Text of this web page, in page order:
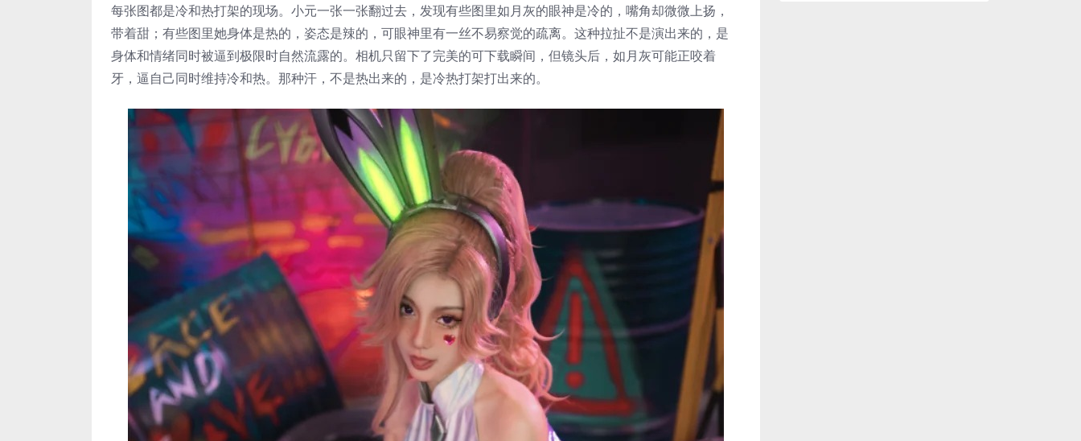
每张图都是冷和热打架的现场。小元一张一张翻过去，发现有些图里如月灰的眼神是冷的，嘴角却微微上扬，
带着甜；有些图里她身体是热的，姿态是辣的，可眼神里有一丝不易察觉的疏离。这种拉扯不是演出来的，是
身体和情绪同时被逼到极限时自然流露的。相机只留下了完美的可下载瞬间，但镜头后，如月灰可能正咬着
牙，逼自己同时维持冷和热。那种汗，不是热出来的，是冷热打架打出来的。